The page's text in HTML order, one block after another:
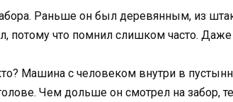
Раньше он был деревянным, из
потому что помнил слишком часто.
Машина с человеком внутри в
Чем дольше он смотрел на забор,